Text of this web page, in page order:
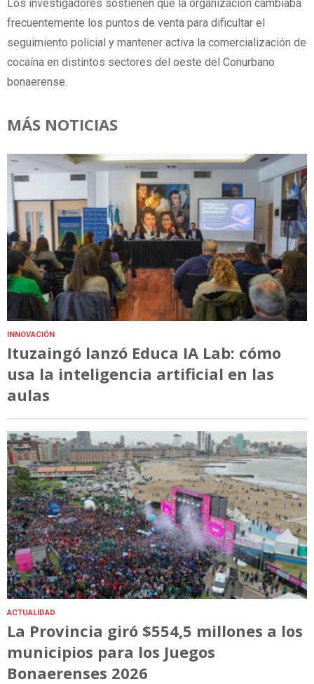
Los investigadores sostienen que la organización cambiaba
frecuentemente los puntos de venta para dificultar el
seguimiento policial y mantener activa la comercialización de
cocaína en distintos sectores del oeste del Conurbano
bonaerense.
MÁS NOTICIAS
INNOVACIÓN
Ituzaingó lanzó Educa IA Lab: cómo
usa la inteligencia artificial en las
aulas
ACTUALIDAD
La Provincia giró $554,5 millones a los
municipios para los Juegos
Bonaerenses 2026